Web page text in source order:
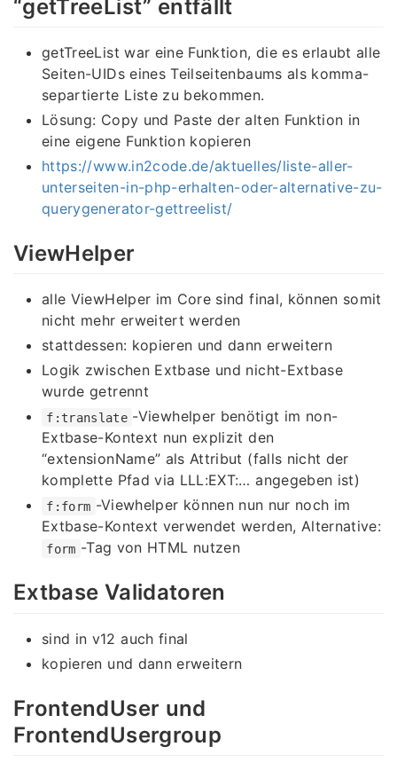
“getTreeList” entfällt
getTreeList war eine Funktion, die es erlaubt alle
Seiten-UIDs eines Teilseitenbaums als komma-
separtierte Liste zu bekommen.
Lösung: Copy und Paste der alten Funktion in
eine eigene Funktion kopieren
https://www.in2code.de/aktuelles/liste-aller-
unterseiten-in-php-erhalten-oder-alternative-zu-
querygenerator-gettreelist/
ViewHelper
alle ViewHelper im Core sind final, können somit
nicht mehr erweitert werden
stattdessen: kopieren und dann erweitern
Logik zwischen Extbase und nicht-Extbase
wurde getrennt
f:translate -Viewhelper benötigt im non-
Extbase-Kontext nun explizit den
“extensionName” als Attribut (falls nicht der
komplette Pfad via LLL:EXT:… angegeben ist)
f:form -Viewhelper können nun nur noch im
Extbase-Kontext verwendet werden, Alternative:
form -Tag von HTML nutzen
Extbase Validatoren
sind in v12 auch final
kopieren und dann erweitern
FrontendUser und
FrontendUsergroup